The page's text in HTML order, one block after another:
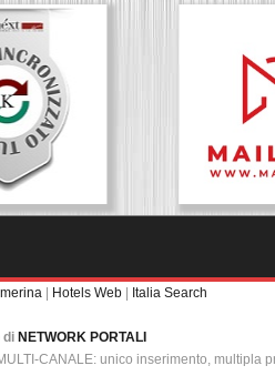
| Hotels Web | Italia Search
di NETWORK PORTALI
CANALE: unico inserimento, multipla